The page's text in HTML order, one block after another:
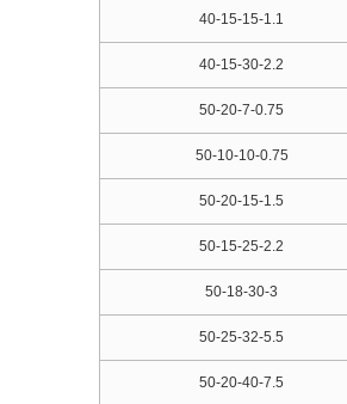
40-15-15-1.1
40-15-30-2.2
50-20-7-0.75
50-10-10-0.75
50-20-15-1.5
50-15-25-2.2
50-18-30-3
50-25-32-5.5
50-20-40-7.5